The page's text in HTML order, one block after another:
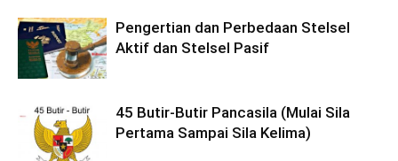
Pengertian dan Perbedaan Stelsel
Aktif dan Stelsel Pasif
45 Butir-Butir Pancasila (Mulai Sila
Pertama Sampai Sila Kelima)